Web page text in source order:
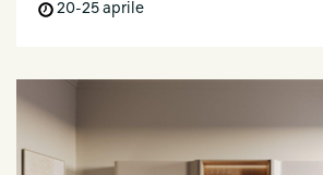
20-25 aprile